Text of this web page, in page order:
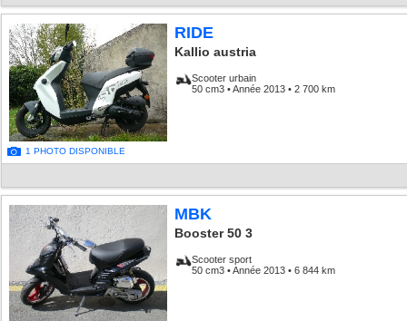
1 PHOTO DISPONIBLE
RIDE
Kallio austria
Scooter urbain
50 cm3 • Année 2013 • 2 700 km
MBK
Booster 50 3
Scooter sport
50 cm3 • Année 2013 • 6 844 km